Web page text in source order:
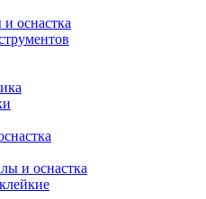
оснастка
и оснастка